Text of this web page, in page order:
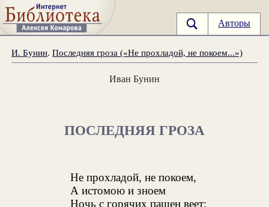
Авторы
И. Бунин.Последняя гроза («Не прохладой, не покоем...»)
Иван Бунин
ПОСЛЕДНЯЯ ГРОЗА
Не прохладой, не покоем,
А истомою и зноем
Ночь с горячих пашен веет: